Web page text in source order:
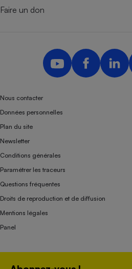
Faire un don
Nous contacter
Données personnelles
Plan du site
Newsletter
Conditions générales
Paramétrer les traceurs
Questions fréquentes
Droits de reproduction et de diffusion
Mentions légales
Panel
Association indépendante de l’État, des